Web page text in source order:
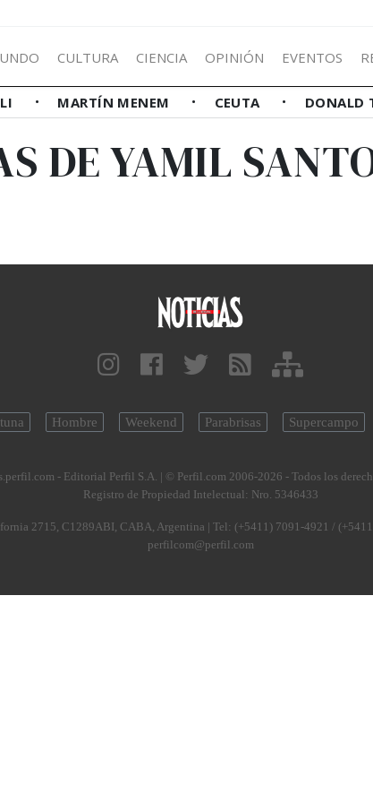
CULTURA CIENCIA OPINIÓN EVENTOS
MARTÍN MENEM CEUTA DONALD
DE YAMIL
Hombre Weekend Parabrisas Supercampo
- Editorial Perfil S.A. | © Perfil.com 2006-2026 - Todos los
Registro de Propiedad Intelectual: Nro. 5346433
2715, C1289ABI, CABA, Argentina | Tel: (+5411) 7091-4921 /
perfilcom@perfil.com